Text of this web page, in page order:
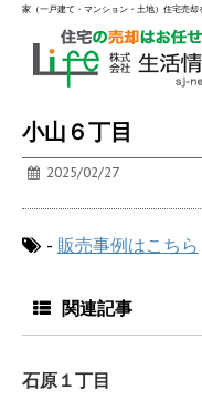
家（一戸建て・マンション・土地）住宅売
小山６丁目
2025/02/27
- 販売事例はこちら
関連記事
石原１丁目